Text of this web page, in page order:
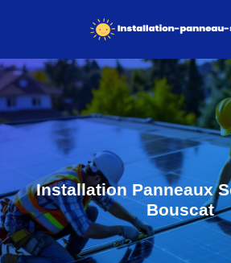
Installation Panneaux
Bouscat